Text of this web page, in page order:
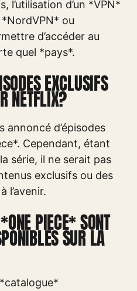
l’utilisation d’un *VPN*
ou
d’accéder au
quel *pays*.
EXCLUSIFS
NETFLIX?
annoncé d’épisodes
Cependant, étant
série, il ne serait pas
exclusifs ou des
l’avenir.
PIECE* SONT
SUR LA